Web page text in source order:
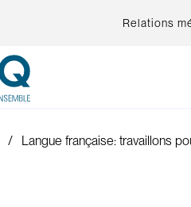
Relations
Langue française: travaillons